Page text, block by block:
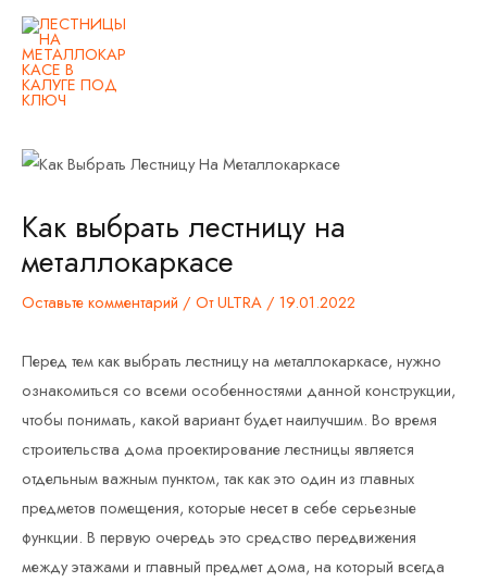
Перейти
содержимому
Как выбрать лестницу на
металлокаркасе
Оставьте комментарий / ОтULTRA / 19.01.2022
Перед тем как выбрать лестницу на металлокаркасе, нужно
ознакомиться со всеми особенностями данной конструкции,
чтобы понимать, какой вариант будет наилучшим. Во время
строительства дома проектирование лестницы является
отдельным важным пунктом, так как это один из главных
предметов помещения, которые несет в себе серьезные
функции. В первую очередь это средство передвижения
между этажами и главный предмет дома, на который всегда
по